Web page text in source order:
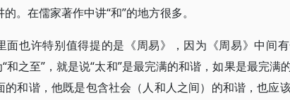
。在儒家著作中讲“和”的地方很多。
面也许特别值得提的是《周易》，因为《周易》中间
“和之至”，就是说“太和”是最完满的和谐，如果是最完
的和谐，他既是包含社会（人和人之间）的和谐，也应